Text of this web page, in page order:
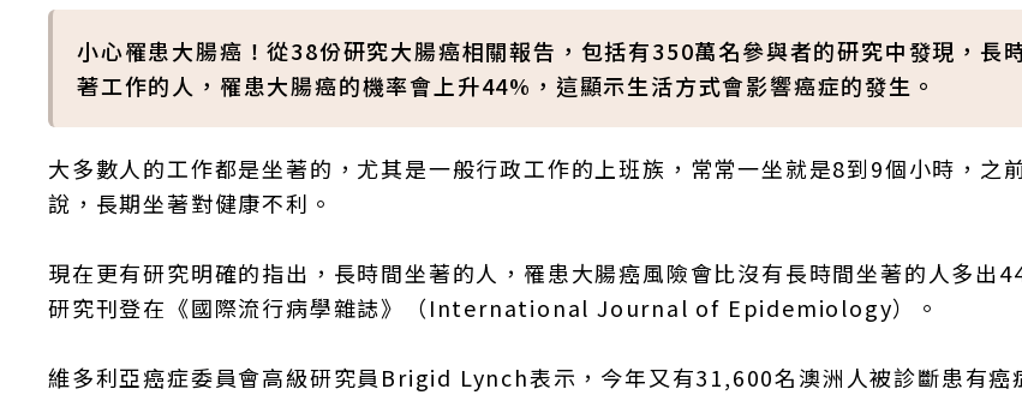
小心罹患大腸癌！從38份研究大腸癌相關報告，包括有350萬名參與者的研究中發現，長
著工作的人，罹患大腸癌的機率會上升44%，這顯示生活方式會影響癌症的發生。
大多數人的工作都是坐著的，尤其是一般行政工作的上班族，常常一坐就是8到9個小時，之
說，長期坐著對健康不利。
現在更有研究明確的指出，長時間坐著的人，罹患大腸癌風險會比沒有長時間坐著的人多出
研究刊登在《國際流行病學雜誌》（International Journal of Epidemiology）。
維多利亞癌症委員會高級研究員Brigid Lynch表示，今年又有31,600名澳洲人被診斷患有癌